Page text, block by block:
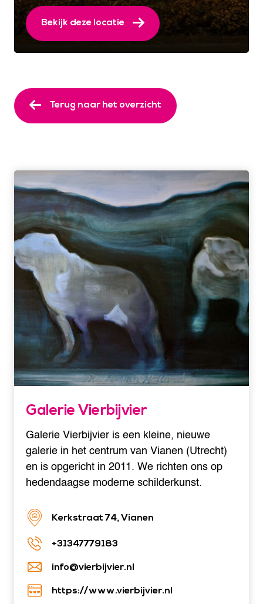
Bekijk deze locatie
Terug naar het overzicht
Galerie Vierbijvier
Galerie Vierbijvier is een kleine, nieuwe
galerie in het centrum van Vianen (Utrecht)
en is opgericht in 2011. We richten ons op
hedendaagse moderne schilderkunst.
Kerkstraat 74, Vianen
+31347779183
info@vierbijvier.nl
https://www.vierbijvier.nl